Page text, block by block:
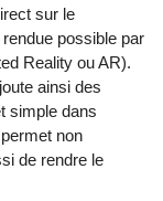
sur le
possible par
Reality ou AR).
ainsi des
simple dans
non
de rendre le